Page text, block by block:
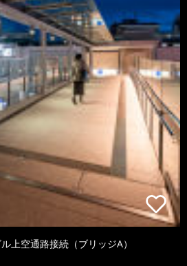
上空通路接続（ブリッジA）